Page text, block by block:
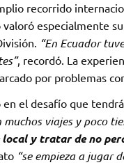
recorrido
especialmente
“En Ecuador
, recordó. La
por problemas
en el desafío que
muchos viajes y poco
y tratar de no
“se empieza a jugar